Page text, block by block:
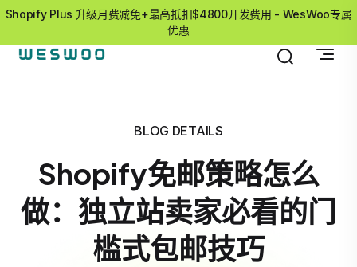
Shopify Plus 升级月费减免+最高抵扣$4800开发费用 - WesWoo专属
优惠
BLOG DETAILS
Shopify免邮策略怎么
做：独立站卖家必看的门
槛式包邮技巧